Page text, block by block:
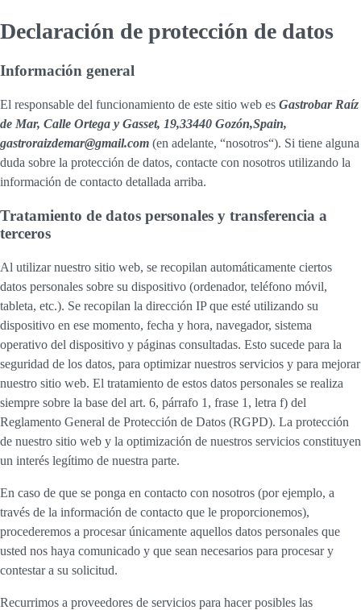
Declaración de protección de datos
Información general
El responsable del funcionamiento de este sitio web es Gastrobar Raíz
de Mar, Calle Ortega y Gasset, 19,33440 Gozón,Spain,
gastroraizdemar@gmail.com (en adelante, “nosotros“). Si tiene alguna
duda sobre la protección de datos, contacte con nosotros utilizando la
información de contacto detallada arriba.
Tratamiento de datos personales y transferencia a
terceros
Al utilizar nuestro sitio web, se recopilan automáticamente ciertos
datos personales sobre su dispositivo (ordenador, teléfono móvil,
tableta, etc.). Se recopilan la dirección IP que esté utilizando su
dispositivo en ese momento, fecha y hora, navegador, sistema
operativo del dispositivo y páginas consultadas. Esto sucede para la
seguridad de los datos, para optimizar nuestros servicios y para mejorar
nuestro sitio web. El tratamiento de estos datos personales se realiza
siempre sobre la base del art. 6, párrafo 1, frase 1, letra f) del
Reglamento General de Protección de Datos (RGPD). La protección
de nuestro sitio web y la optimización de nuestros servicios constituyen
un interés legítimo de nuestra parte.
En caso de que se ponga en contacto con nosotros (por ejemplo, a
través de la información de contacto que le proporcionemos),
procederemos a procesar únicamente aquellos datos personales que
usted nos haya comunicado y que sean necesarios para procesar y
contestar a su solicitud.
Recurrimos a proveedores de servicios para hacer posibles las